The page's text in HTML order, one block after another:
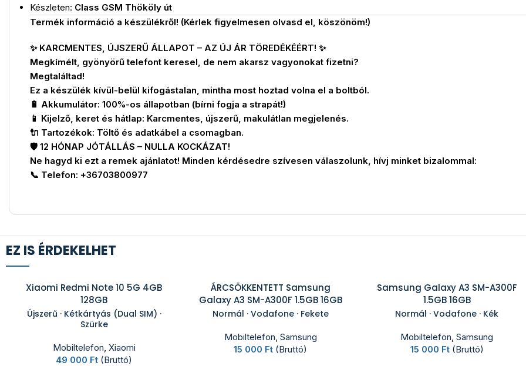
Készleten: Class GSM Thököly út
Termék információ a készülékről! (Kérlek figyelmesen olvasd el, köszönöm!)
✨ KARCMENTES, ÚJSZERŰ ÁLLAPOT – AZ ÚJ ÁR TÖREDÉKÉÉRT! ✨
Megkímélt, gyönyörű telefont keresel, de nem akarsz vagyonokat fizetni?
Megtaláltad!
Ez a készülék kívül-belül kifogástalan, mintha most hoztad volna el a boltból.
🔋 Akkumulátor: 100%-os állapotban (bírni fogja a strapát!)
📱 Kijelző, keret és hátlap: Karcmentes, újszerű, makulátlan megjelenés.
🔌 Tartozékok: Töltő és adatkábel a csomagban.
🛡️ 12 HÓNAP JÓTÁLLÁS – NULLA KOCKÁZAT!
Ne hagyd ki ezt a remek ajánlatot! Minden kérdésedre szívesen válaszolunk, hívj minket bizalommal:
📞 Telefon: +36703800977
EZ IS ÉRDEKELHET
Xiaomi Redmi Note 10 5G 4GB
128GB
Újszerű · Kétkártyás (Dual SIM) ·
Szürke
Mobiltelefon, Xiaomi
49 000 Ft (Bruttó)
ÁRCSÖKKENTETT Samsung
Galaxy A3 SM-A300F 1.5GB 16GB
Normál · Vodafone · Fekete
Mobiltelefon, Samsung
15 000 Ft (Bruttó)
Samsung Galaxy A3 SM-A300F
1.5GB 16GB
Normál · Vodafone · Kék
Mobiltelefon,Samsung
15 000 Ft (Bruttó)